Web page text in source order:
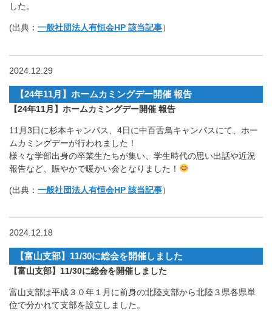
した。
(出典： 一般社団法人有恒会HP 該当記事）
2024.12.29
【24年11月】ホームカミングデー開催 報告
【24年11月】ホームカミングデー開催 報告
11月3日に杉本キャンパス、4日に中百舌鳥キャンパスにて、ホー
ムカミングデーが行われました！
様々な学部出身の卒業生たちが集い、学生時代の思い出話や近況
報告など、賑やかで暖かい会となりました！
(出典： 一般社団法人有恒会HP 該当記事）
2024.12.18
【富山支部】11/30に総会を開催しました
【富山支部】11/30に総会を開催しました
富山支部は平成３０年１月に前身の北陸支部から北陸３県各県単
位で分かれて支部を設立しました。